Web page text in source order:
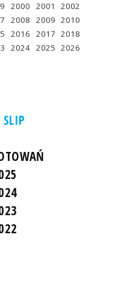
2000 2001
2002
2008 2009 2010
2016 2017 2018
2024 2025 2026